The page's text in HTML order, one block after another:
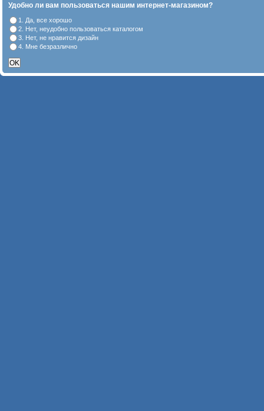
Удобно ли вам пользоваться нашим интернет-магазином?
1. Да, все хорошо
2. Нет, неудобно пользоваться каталогом
3. Нет, не нравится дизайн
4. Мне безразлично